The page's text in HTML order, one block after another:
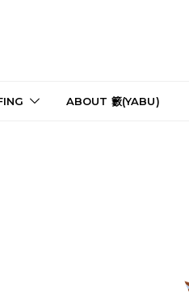
ABOUT 籔(YABU)